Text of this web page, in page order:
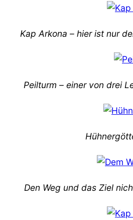
Kap Arkona – hier ist nur
Peilturm – einer von drei
Den Weg und das Ziel